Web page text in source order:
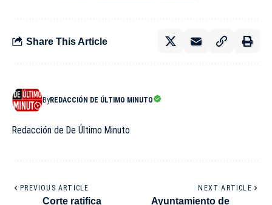
Share This Article
ByREDACCIÓN DE ÚLTIMO MINUTO
Redacción de De Último Minuto
PREVIOUS ARTICLE
Corte ratifica
NEXT ARTICLE
Ayuntamiento de